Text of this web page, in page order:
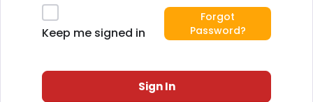
Keep me signed in
Forgot
Password?
Sign In